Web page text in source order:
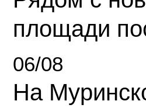
площади
06/08
На